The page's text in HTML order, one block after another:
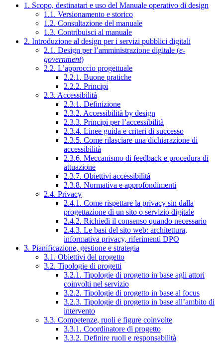
1. Scopo, destinatari e uso del Manuale operativo di design
1.1. Versionamento e storico
1.2. Consultazione del manuale
1.3. Contribuisci al manuale
2. Introduzione al design per i servizi pubblici digitali
2.1. Design per l’amministrazione digitale (e-
government)
2.2. L’approccio progettuale
2.2.1. Buone pratiche
2.2.2. Principi
2.3. Accessibilità
2.3.1. Definizione
2.3.2. Accessibilità by design
2.3.3. Principi per l’accessibilità
2.3.4. Linee guida e criteri di successo
2.3.5. Come rilasciare una dichiarazione di
accessibilità
2.3.6. Meccanismo di feedback e procedura di
attuazione
2.3.7. Obiettivi accessibilità
2.3.8. Normativa e approfondimenti
2.4. Privacy
2.4.1. Come rispettare la privacy sin dalla
progettazione di un sito o servizio digitale
2.4.2. Richiedi il consenso quando necessario
2.4.3. Le basi del sito web: architettura,
informativa privacy, riferimenti DPO
3. Pianificazione, gestione e strategia
3.1. Obiettivi del progetto
3.2. Tipologie di progetti
3.2.1. Tipologie di progetto in base agli attori
coinvolti nel servizio
3.2.2. Tipologie di progetto in base al focus
3.2.3. Tipologie di progetto in base all’ambito di
intervento
3.3. Competenze, ruoli e figure coinvolte
3.3.1. Coordinatore di progetto
3.3.2. Definire ruoli e responsabilità